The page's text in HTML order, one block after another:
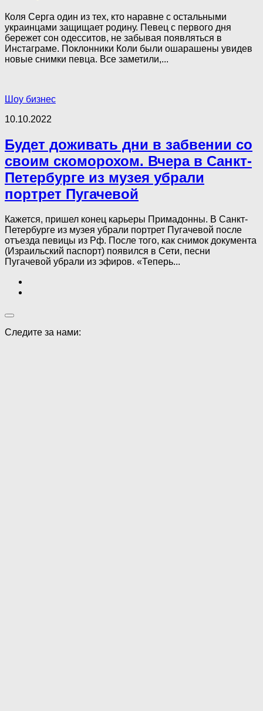
Коля Серга один из тех, кто наравне с остальными
украинцами защищает родину. Певец с первого дня
бережет сон одесситов, не забывая появляться в
Инстаграме. Поклонники Коли были ошарашены увидев
новые снимки певца. Все заметили,...
Шоу бизнес
10.10.2022
Будет доживать дни в забвении со
своим скоморохом. Вчера в Санкт-
Петербурге из музея убрали
портрет Пугачевой
Кажется, пришел конец карьеры Примадонны. В Санкт-
Петербурге из музея убрали портрет Пугачевой после
отъезда певицы из Рф. После того, как снимок документа
(Израильский паспорт) появился в Сети, песни
Пугачевой убрали из эфиров. «Теперь...
Следите за нами: